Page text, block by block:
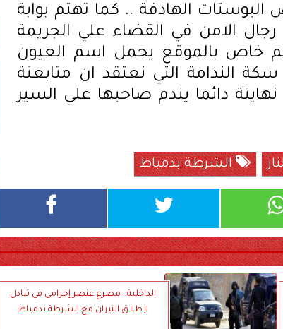
الهادفة .. كما تهتم بوابة
رجال الامن في القضاء علي الجريمة
خاص بالموقع يحمل اسم العيون
سكة الندامة التي نعتقد ان متابعتة
دائما يندم صاحبها علي السير
الشرطة بدمياط
الداخلية : مصرع عنصر إجرامى في تبادل
لإطلاق النيران مع الشرطة بدمياط